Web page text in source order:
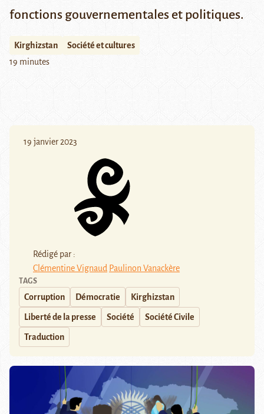
fonctions gouvernementales et politiques.
Kirghizstan
Société et cultures
19 minutes
19 janvier 2023
Rédigé par :
Clémentine Vignaud Paulinon Vanackère
TAGS
Corruption Démocratie Kirghizstan
Liberté de la presse Société Société Civile
Traduction